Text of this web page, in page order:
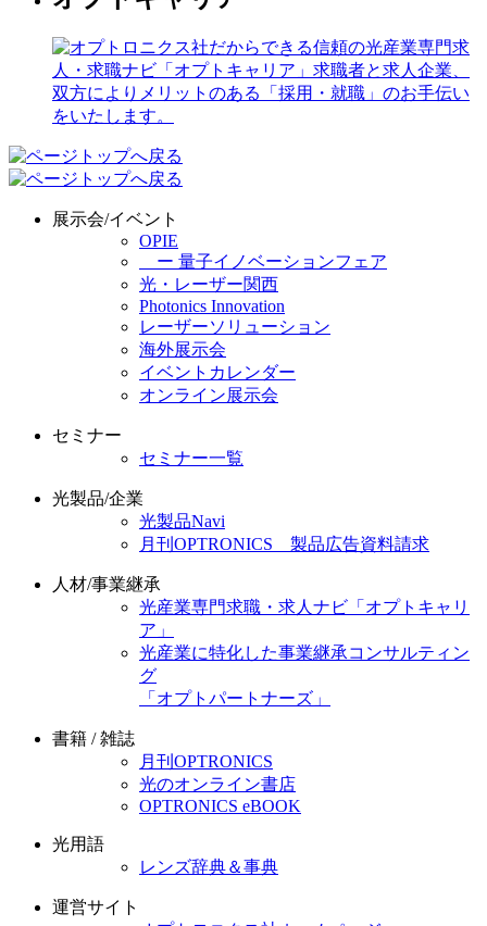
展示会/イベント
OPIE
ー 量子イノベーションフェア
光・レーザー関西
Photonics Innovation
レーザーソリューション
海外展示会
イベントカレンダー
オンライン展示会
セミナー
セミナー一覧
光製品/企業
光製品Navi
月刊OPTRONICS 製品広告資料請求
人材/事業継承
光産業専門求職・求人ナビ「オプトキャリ
ア」
光産業に特化した事業継承コンサルティン
グ
「オプトパートナーズ」
書籍 / 雑誌
月刊OPTRONICS
光のオンライン書店
OPTRONICS eBOOK
光用語
レンズ辞典＆事典
運営サイト